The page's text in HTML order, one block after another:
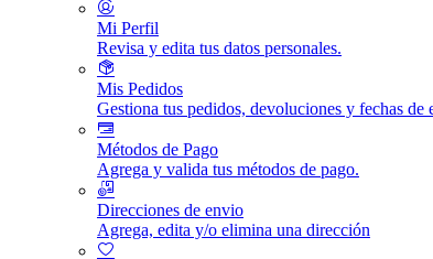
Mi Perfil
Revisa y edita tus datos personales.
Mis Pedidos
Gestiona tus pedidos, devoluciones y fechas de
Métodos de Pago
Agrega y valida tus métodos de pago.
Direcciones de envio
Agrega, edita y/o elimina una dirección